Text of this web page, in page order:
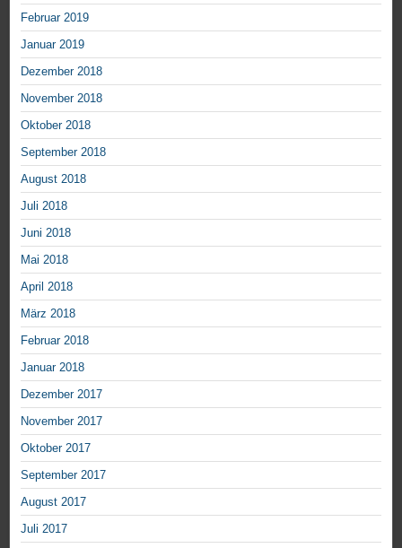
Februar 2019
Januar 2019
Dezember 2018
November 2018
Oktober 2018
September 2018
August 2018
Juli 2018
Juni 2018
Mai 2018
April 2018
März 2018
Februar 2018
Januar 2018
Dezember 2017
November 2017
Oktober 2017
September 2017
August 2017
Juli 2017